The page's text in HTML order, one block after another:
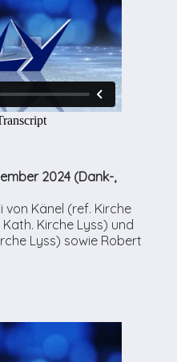
2024 (Dank-,
von Känel (ref. Kirche
Kirche Lyss) und
Lyss) sowie Robert